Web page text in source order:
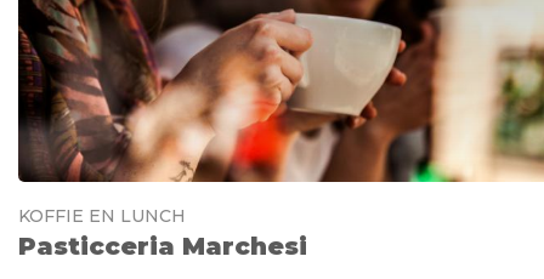
KOFFIE EN LUNCH
Pasticceria Marchesi